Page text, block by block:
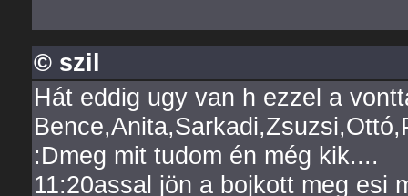
© szil
Hát eddig ugy van h ezzel a
:Dmeg mit tudom én még kik....
11:20assal jön a bojkott meg esi